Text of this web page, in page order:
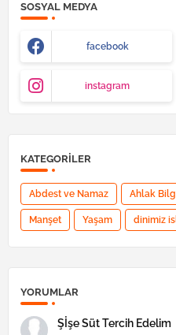
SOSYAL MEDYA
facebook
instagram
KATEGORILER
Abdest ve Namaz Ahlak
Manşet Yaşam dinimiz
YORUMLAR
Şİşe Süt Tercih Edelim